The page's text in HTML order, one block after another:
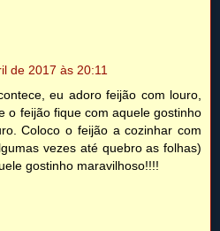
de 2017 às 20:11
eu adoro feijão com louro,
o feijão fique com aquele gostinho
Coloco o feijão a cozinhar com
vezes até quebro as folhas)
gostinho maravilhoso!!!!